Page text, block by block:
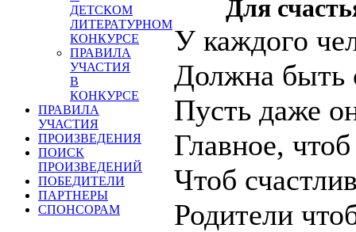
ДЕТСКОМ
ЛИТЕРАТУРНОМ
КОНКУРСЕ
ПРАВИЛА
УЧАСТИЯ
В
КОНКУРСЕ
ПРАВИЛА
УЧАСТИЯ
ПРОИЗВЕДЕНИЯ
ПОИСК
ПРОИЗВЕДЕНИЙ
ПОБЕДИТЕЛИ
ПАРТНЕРЫ
СПОНСОРАМ
Для
У каждого
Должна быть
Пусть даже
Главное,
Чтоб
Родители